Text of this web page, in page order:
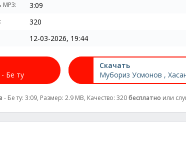
MP3: 3:09
320
12-03-2026, 19:44
Бе ту
Скачать
Мубориз Усмонов ,
- Бе ту: 3:09, Размер: 2.9 MB, Качество: 320бесплатно или